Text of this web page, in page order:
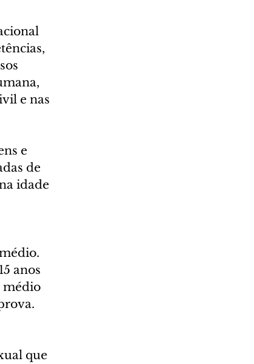
e nas
e
de
idade
anos
médio
que